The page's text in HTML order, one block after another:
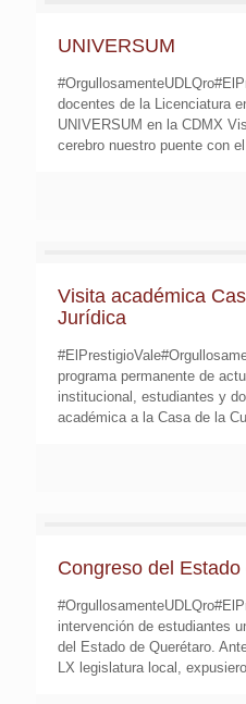
UNIVERSUM
docentes de la Licenciatura
UNIVERSUM en la CDMX
cerebro nuestro puente con
Visita académica
Jurídica
programa permanente de
institucional, estudiantes y
académica a la Casa de la
Congreso del
intervención de estudiantes
del Estado de Querétaro.
LX legislatura local,